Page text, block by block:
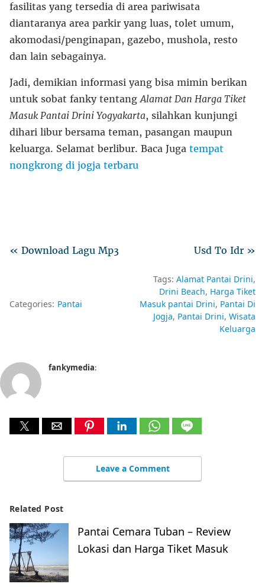
fasilitas yang tersedia di area pariwisata
diantaranya area parkir yang luas, tolet umum,
akomodasi/penginapan, gazebo, mushola, resto
dan lain sebagainya.
Jadi, demikian informasi yang bisa mimin berikan
untuk sobat fanky tentangAlamat Dan Harga Tiket
Masuk Pantai Drini Yogyakarta, silahkan kunjungi
dihari libur bersama teman, pasangan maupun
keluarga. Selamat berlibur. Baca Juga tempat
nongkrong di jogja terbaru
Usd To Idr »
« Download Lagu Mp3
Categories: Pantai
Tags: Alamat Pantai Drini
Drini Beach Harga Tiket
Masuk pantai Drini Pantai Di
Jogja Pantai Drini Wisata
Keluarga
fankymedia:
Leave a Comment
Related Post
Pantai Cemara Tuban – Review
Lokasi dan Harga Tiket Masuk